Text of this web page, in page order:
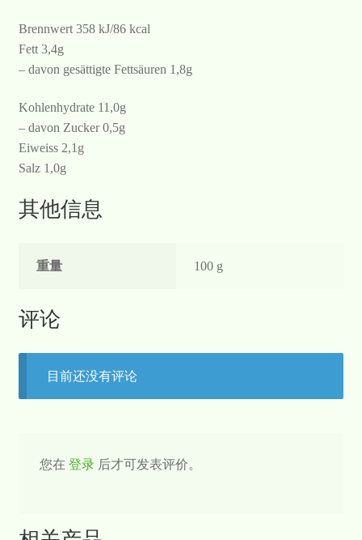
Brennwert 358 kJ/86 kcal
Fett 3,4g
– davon gesättigte Fettsäuren 1,8g
Kohlenhydrate 11,0g
– davon Zucker 0,5g
Eiweiss 2,1g
Salz 1,0g
其他信息
重量 100 g
评论
目前还没有评论
您在 登录后才可发表评价。